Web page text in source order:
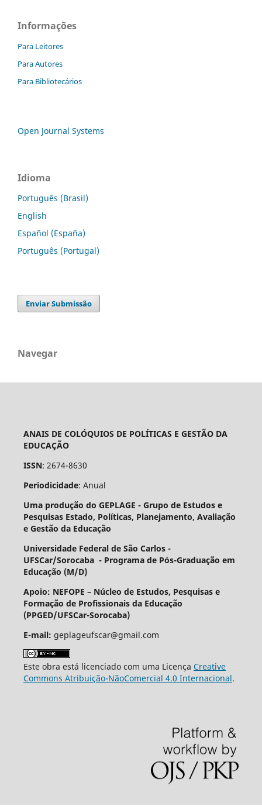
Informações
Para Leitores
Para Autores
Para Bibliotecários
Open Journal Systems
Idioma
Português (Brasil)
English
Español (España)
Português (Portugal)
Enviar Submissão
Navegar
ANAIS DE COLÓQUIOS DE POLÍTICAS E GESTÃO DA
EDUCAÇÃO
ISSN: 2674-8630
Periodicidade: Anual
Uma produção do GEPLAGE - Grupo de Estudos e
Pesquisas Estado, Políticas, Planejamento, Avaliação
e Gestão da Educação
Universidade Federal de São Carlos -
UFSCar/Sorocaba - Programa de Pós-Graduação em
Educação (M/D)
Apoio: NEFOPE – Núcleo de Estudos, Pesquisas e
Formação de Profissionais da Educação
(PPGED/UFSCar-Sorocaba)
E-mail: geplageufscar@gmail.com
Este obra está licenciado com uma Licença Creative
Commons Atribuição-NãoComercial 4.0 Internacional.